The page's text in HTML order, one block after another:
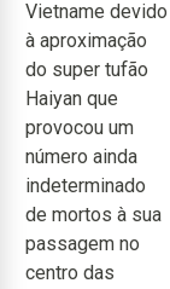
Vietname devido
à aproximação
do super tufão
Haiyan que
provocou um
número ainda
indeterminado
de mortos à sua
passagem no
centro das